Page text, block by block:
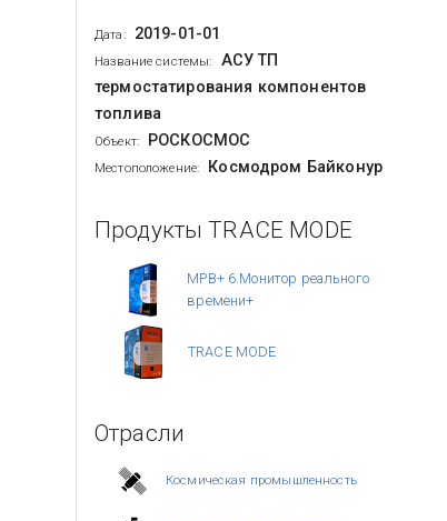
Дата: 2019-01-01
Название системы:
АСУ ТП
термостатирования компонентов
топлива
Объект: РОСКОСМОС
Местоположение: Космодром Байконур
Продукты TRACE MODE
МРВ+ 6.Монитор реального
времени+
TRACE MODE
Отрасли
Космическая промышленность